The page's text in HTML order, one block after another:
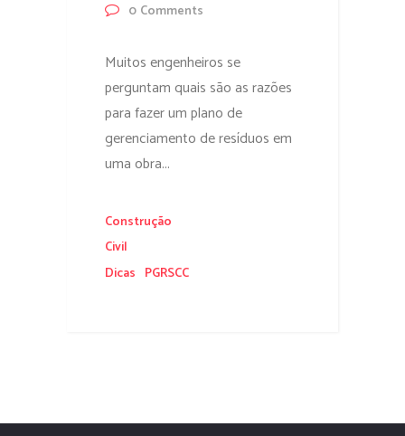
0 Comments
Muitos engenheiros se
perguntam quais são as razões
para fazer um plano de
gerenciamento de resíduos em
uma obra...
Construção
Civil
Dicas PGRSCC